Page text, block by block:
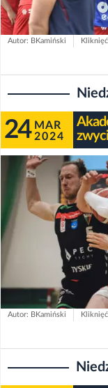
Autor: BKamiński
24 MAR
2024
Autor: BKamiński